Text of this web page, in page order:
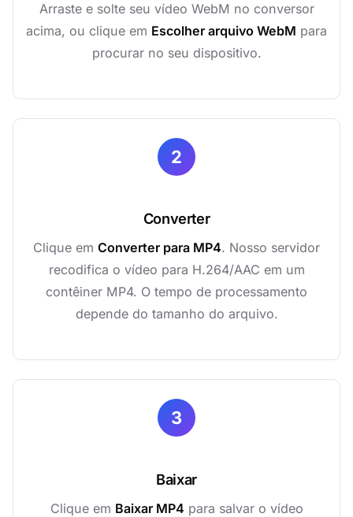
Arraste e solte seu vídeo WebM no conversor
acima, ou clique em Escolher arquivo WebM para
procurar no seu dispositivo.
2
Converter
Clique em Converter para MP4. Nosso servidor
recodifica o vídeo para H.264/AAC em um
contêiner MP4. O tempo de processamento
depende do tamanho do arquivo.
3
Baixar
Clique em Baixar MP4 para salvar o vídeo